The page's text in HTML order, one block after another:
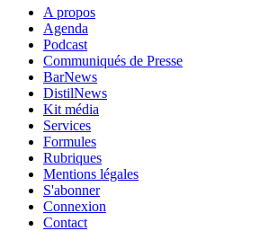
A propos
Agenda
Podcast
Communiqués de Presse
BarNews
DistilNews
Kit média
Services
Formules
Rubriques
Mentions légales
S'abonner
Connexion
Contact